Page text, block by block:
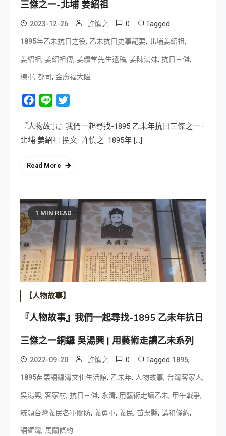
三傑之一-北埔 姜紹祖
2023-12-26 許慎之 0 Tagged
1895年乙未抗日之役, 乙未抗日史事記要, 北埔姜紹祖,
姜紹祖, 姜紹祖傳, 姜纘堂先生遺稿, 姜陳滿妹, 抗日三傑,
棟軍, 都司, 金廣福大隘
Facebook
Line
『人物故事』我們一起尋找-1895 乙未年抗日三傑之一–
北埔 姜紹祖 撰文 許慎之 1895年 […]
Read More
1 MIN READ
【人物故事】
『人物故事』我們一起尋找-1895 乙未年抗日
三傑之一銅鑼 吳湯興 | 用藝術走讀乙未系列
2022-09-20 許慎之 0 Tagged 1895,
1895苗栗銅鑼灣文化生活館, 乙未年, 人物故事, 台灣客家人,
吳湯興, 客家村, 抗日三傑, 永清, 用藝術走讀乙未, 甲午戰爭,
統領台灣義民各軍關防, 義勇軍, 義民, 苗栗縣, 講和條約,
銅鑼灣, 馬關條約